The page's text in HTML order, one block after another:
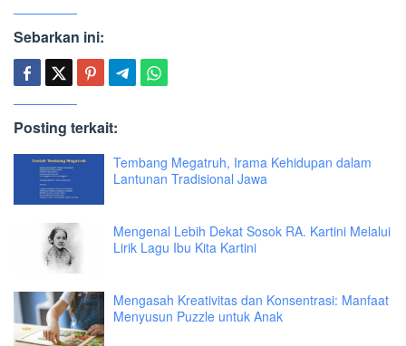
Sebarkan ini:
Posting terkait:
Tembang Megatruh, Irama Kehidupan dalam
Lantunan Tradisional Jawa
Mengenal Lebih Dekat Sosok RA. Kartini Melalui
Lirik Lagu Ibu Kita Kartini
Mengasah Kreativitas dan Konsentrasi: Manfaat
Menyusun Puzzle untuk Anak